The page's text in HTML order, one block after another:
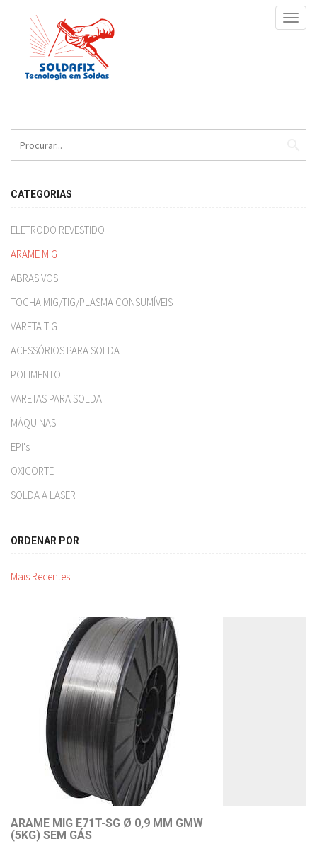
CATEGORIAS
ELETRODO REVESTIDO
ARAME MIG
ABRASIVOS
TOCHA MIG/TIG/PLASMA CONSUMÍVEIS
VARETA TIG
ACESSÓRIOS PARA SOLDA
POLIMENTO
VARETAS PARA SOLDA
MÁQUINAS
EPI's
OXICORTE
SOLDA A LASER
ORDENAR POR
Mais Recentes
ARAME MIG E71T-SG Ø 0,9 MM GMW
(5KG) SEM GÁS